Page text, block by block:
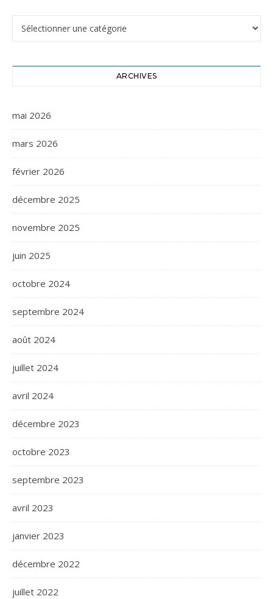
Catégories
ARCHIVES
mai 2026
mars 2026
février 2026
décembre 2025
novembre 2025
juin 2025
octobre 2024
septembre 2024
août 2024
juillet 2024
avril 2024
décembre 2023
octobre 2023
septembre 2023
avril 2023
janvier 2023
décembre 2022
juillet 2022